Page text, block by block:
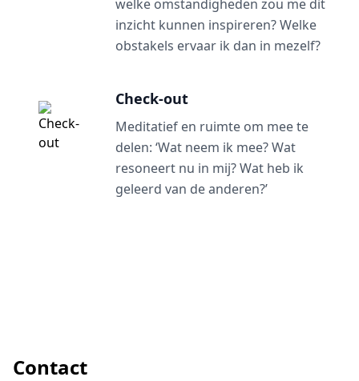
welke omstandigheden zou me dit
inzicht kunnen inspireren? Welke
obstakels ervaar ik dan in mezelf?
Check-out
Meditatief en ruimte om mee te
delen: ‘Wat neem ik mee? Wat
resoneert nu in mij? Wat heb ik
geleerd van de anderen?’
Contact